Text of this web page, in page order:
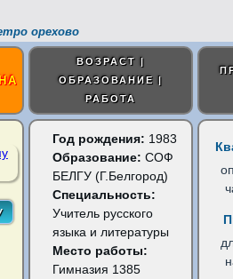
орехово
ВОЗРАСТ |
ОБРАЗОВАНИЕ |
РАБОТА
Год рождения: 1983
Образование: СОФ
БЕЛГУ (Г.Белгород)
Специальность:
Учитель русского
языка и литературы
Место работы:
Гимназия 1385